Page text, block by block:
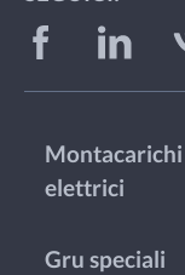
Montacarichi
elettrici
Gru speciali